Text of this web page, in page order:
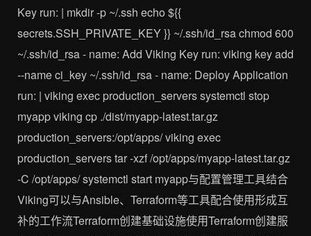
Key run: | mkdir -p ~/.ssh echo ${{
secrets.SSH_PRIVATE_KEY }} ~/.ssh/id_rsa chmod 600
~/.ssh/id_rsa - name: Add Viking Key run: viking key add
--name ci_key ~/.ssh/id_rsa - name: Deploy Application
run: | viking exec production_servers systemctl stop
myapp viking cp ./dist/myapp-latest.tar.gz
production_servers:/opt/apps/ viking exec
production_servers tar -xzf /opt/apps/myapp-latest.tar.gz
-C /opt/apps/ systemctl start myapp与配置管理工具结合
Viking可以与Ansible、Terraform等工具配合使用形成互
补的工作流Terraform创建基础设施使用Terraform创建服